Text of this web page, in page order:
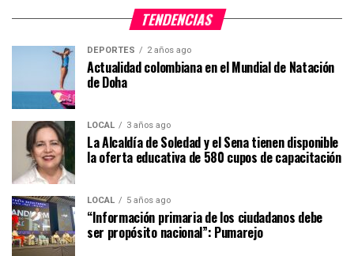
TENDENCIAS
DEPORTES 2 años ago
Actualidad colombiana en el Mundial de Natación
de Doha
LOCAL 3 años ago
La Alcaldía de Soledad y el Sena tienen disponible
la oferta educativa de 580 cupos de capacitación
LOCAL 5 años ago
“Información primaria de los ciudadanos debe
ser propósito nacional”: Pumarejo